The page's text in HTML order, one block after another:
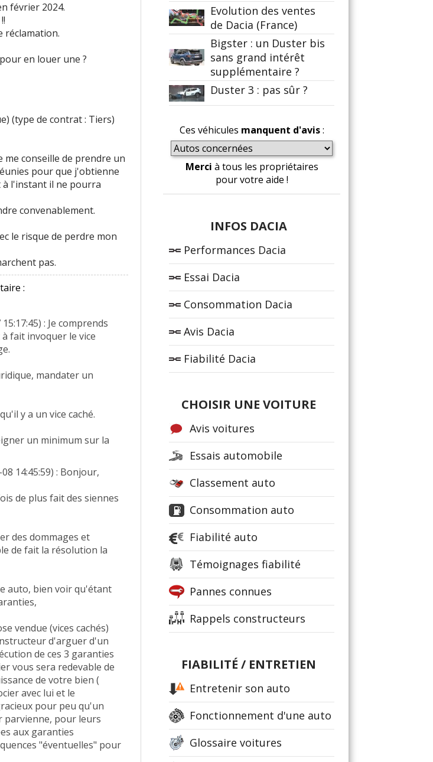
février 2024.
réclamation.
en louer une ?
(type de contrat : Tiers)
me conseille de prendre un
pour que j'obtienne
à l'instant il ne pourra
convenablement.
le risque de perdre mon
pas.
:
: Je comprends
fait invoquer le vice
mandater un
y a un vice caché.
un minimum sur la
14:45:59) : Bonjour,
de plus fait des siennes
des dommages et
de fait la résolution la
auto, bien voir qu'étant
vendue (vices cachés)
d'arguer d'un
de ces 3 garanties
vous sera redevable de
de votre bien (
avec lui et le
pour peu qu'un
parvienne, pour leurs
aux garanties
"éventuelles" pour
Evolution des ventes
de Dacia (France)
Bigster : un Duster bis
sans grand intérêt
supplémentaire ?
Duster 3 : pas sûr ?
Ces véhicules manquent d'avis:
Merci à tous les propriétaires
pour votre aide !
INFOS DACIA
Performances Dacia
Essai Dacia
Consommation Dacia
Avis Dacia
Fiabilité Dacia
CHOISIR UNE VOITURE
Avis voitures
Essais automobile
Classement auto
Consommation auto
Fiabilité auto
Témoignages fiabilité
Pannes connues
Rappels constructeurs
FIABILITÉ / ENTRETIEN
Entretenir son auto
Fonctionnement d'une auto
Glossaire voitures